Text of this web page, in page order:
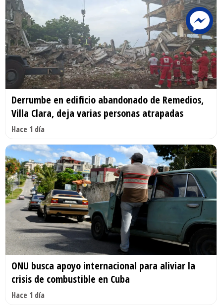
Derrumbe en edificio abandonado de Remedios,
Villa Clara, deja varias personas atrapadas
Hace 1 día
ONU busca apoyo internacional para aliviar la
crisis de combustible en Cuba
Hace 1 día